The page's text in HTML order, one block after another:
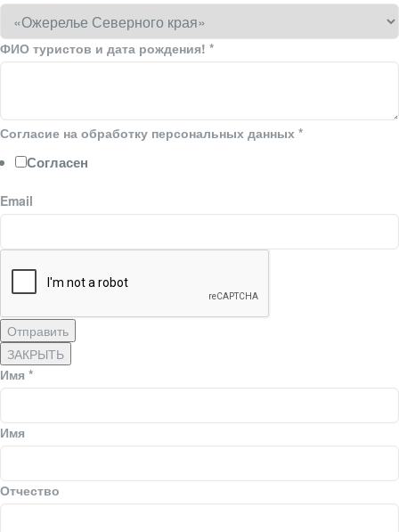
ФИО туристов и дата рождения! *
Согласие на обработку персональных данных *
Согласен
Email
Отправить
ЗАКРЫТЬ
Имя *
Имя
Отчество